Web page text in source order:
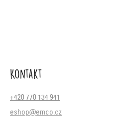
Kontakt
+420 770 134 941
eshop@emco.cz